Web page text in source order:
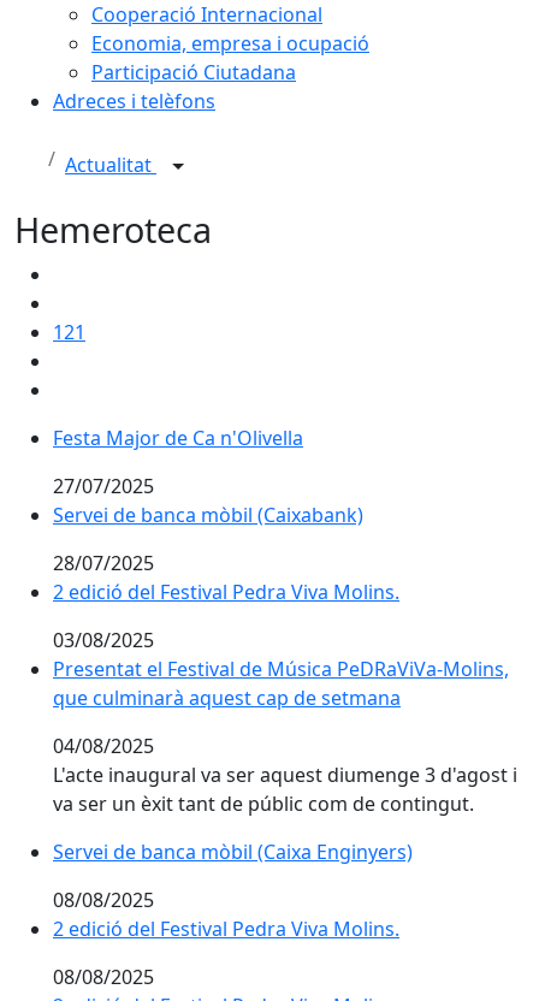
Cooperació Internacional
Economia, empresa i ocupació
Participació Ciutadana
Adreces i telèfons
Actualitat
Hemeroteca
121
Festa Major de Ca n'Olivella
Festa Major de Ca n'Olivella
27/07/2025
Servei de banca mòbil (Caixabank)
Servei de banca mòbil (Caixabank)
28/07/2025
2 edició del Festival Pedra Viva Molins.
2 edició del Festival Pedra Viva Molins.
03/08/2025
Presentat el Festival de Música PeDRaViVa-Molins,
Presentat el Festival de Música PeDRaViVa-Molins,
que culminarà aquest cap de setmana
04/08/2025
L'acte inaugural va ser aquest diumenge 3 d'agost i
va ser un èxit tant de públic com de contingut.
Servei de banca mòbil (Caixa Enginyers)
Servei de banca mòbil (Caixa Enginyers)
08/08/2025
2 edició del Festival Pedra Viva Molins.
2 edició del Festival Pedra Viva Molins.
08/08/2025